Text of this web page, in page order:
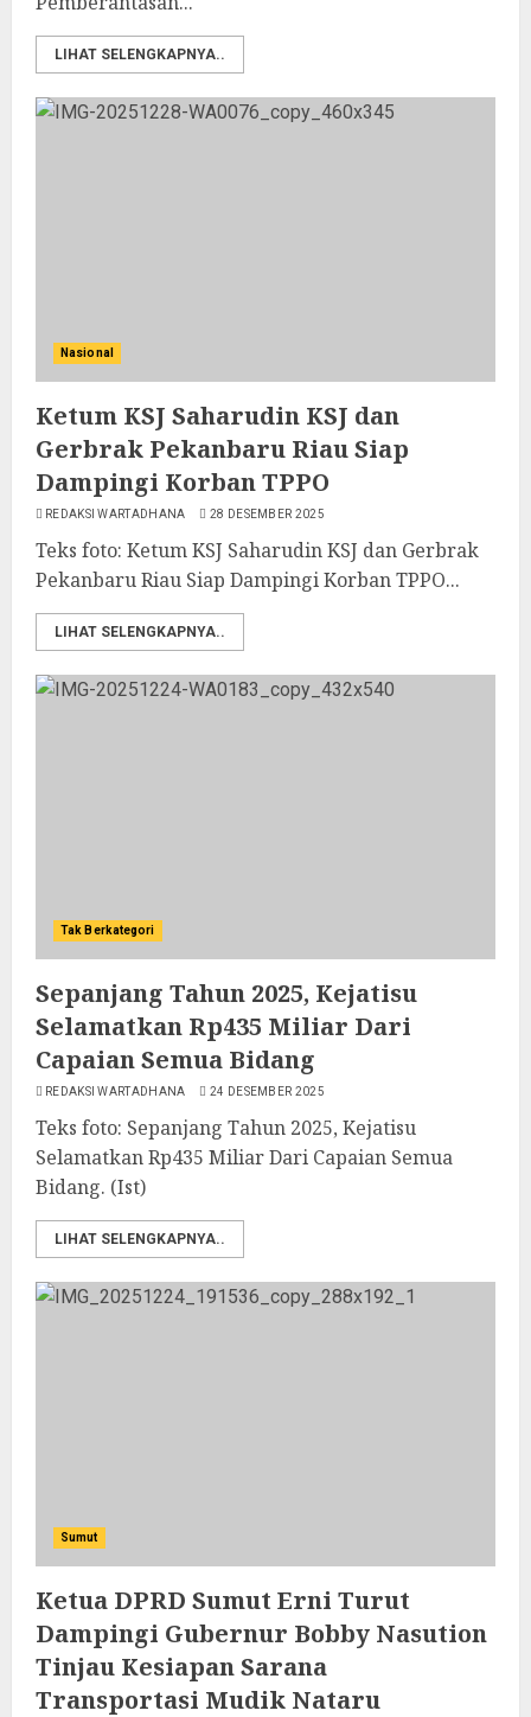
LIHAT SELENGKAPNYA..
Nasional
Ketum KSJ Saharudin KSJ dan
Gerbrak Pekanbaru Riau Siap
Dampingi Korban TPPO
REDAKSI WARTADHANA 28 DESEMBER 2025
Teks foto: Ketum KSJ Saharudin KSJ dan Gerbrak
Pekanbaru Riau Siap Dampingi Korban TPPO...
LIHAT SELENGKAPNYA..
Tak Berkategori
Sepanjang Tahun 2025, Kejatisu
Selamatkan Rp435 Miliar Dari
Capaian Semua Bidang
REDAKSI WARTADHANA 24 DESEMBER 2025
Teks foto: Sepanjang Tahun 2025, Kejatisu
Selamatkan Rp435 Miliar Dari Capaian Semua
Bidang. (Ist)
LIHAT SELENGKAPNYA..
Sumut
Ketua DPRD Sumut Erni Turut
Dampingi Gubernur Bobby Nasution
Tinjau Kesiapan Sarana
Transportasi Mudik Nataru